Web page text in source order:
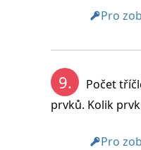
Pro
9.
Počet
prvků. Kolik
Pro